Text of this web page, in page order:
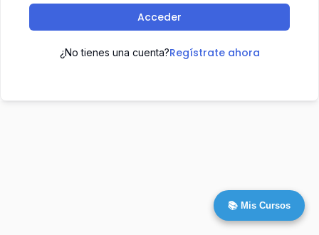
Acceder
¿No tienes una cuenta?Regístrate ahora
📚 Mis Cursos